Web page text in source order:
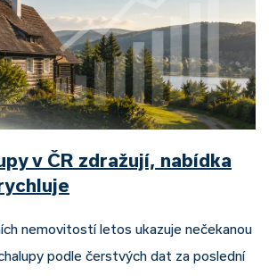
v ČR zdražují, nabídka
nemovitostí letos ukazuje nečekanou
podle čerstvých dat za poslední